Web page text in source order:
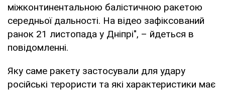
міжконтинентальною балістичною ракетою
середньої дальності. На відео зафіксований
ранок 21 листопада у Дніпрі", – йдеться в
повідомленні.
Яку саме ракету застосували для удару
російські терористи та які характеристики має